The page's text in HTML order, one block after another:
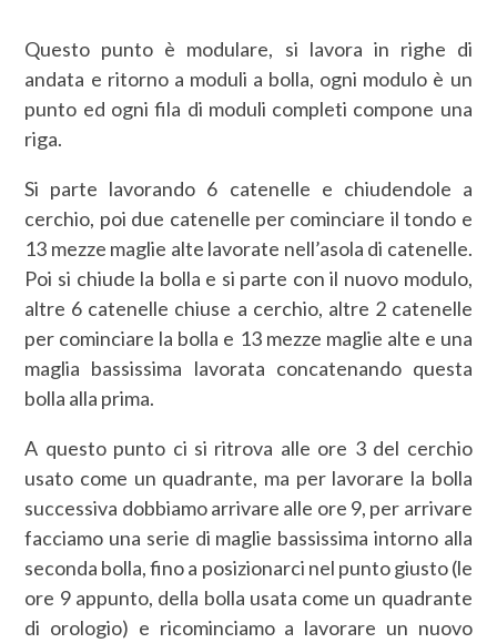
Questo punto è modulare, si lavora in righe di
andata e ritorno a moduli a bolla, ogni modulo è un
punto ed ogni fila di moduli completi compone una
riga.
Si parte lavorando 6 catenelle e chiudendole a
cerchio, poi due catenelle per cominciare il tondo e
13 mezze maglie alte lavorate nell’asola di catenelle.
Poi si chiude la bolla e si parte con il nuovo modulo,
altre 6 catenelle chiuse a cerchio, altre 2 catenelle
per cominciare la bolla e 13 mezze maglie alte e una
maglia bassissima lavorata concatenando questa
bolla alla prima.
A questo punto ci si ritrova alle ore 3 del cerchio
usato come un quadrante, ma per lavorare la bolla
successiva dobbiamo arrivare alle ore 9, per arrivare
facciamo una serie di maglie bassissima intorno alla
seconda bolla, fino a posizionarci nel punto giusto (le
ore 9 appunto, della bolla usata come un quadrante
di orologio) e ricominciamo a lavorare un nuovo